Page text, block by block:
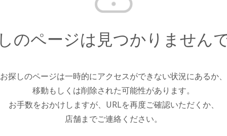
のページは見つかりません
お探しのページは一時的にアクセスができない状況にあるか、
移動もしくは削除された可能性があります。
お手数をおかけしますが、URLを再度ご確認いただくか、
店舗までご連絡ください。